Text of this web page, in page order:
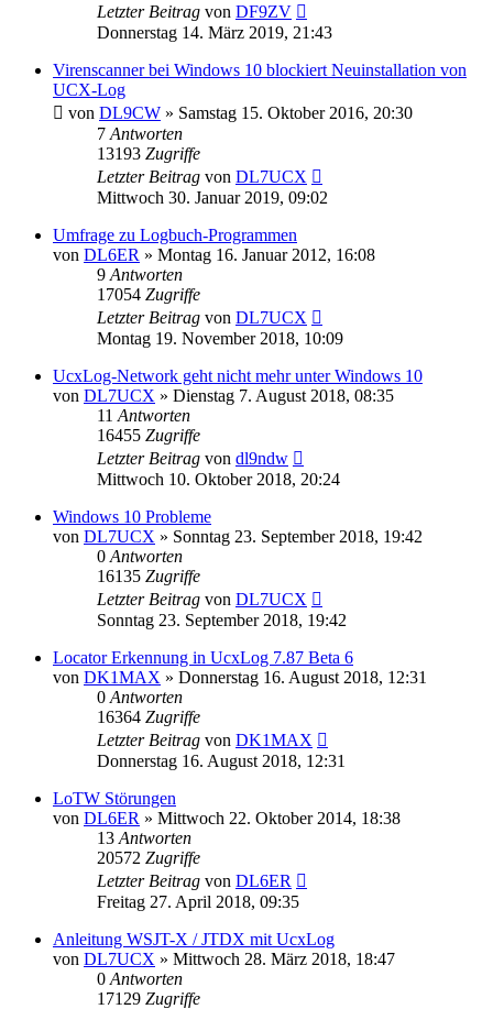
Letzter Beitrag von DF9ZV
Donnerstag 14. März 2019, 21:43
Virenscanner bei Windows 10 blockiert Neuinstallation von
UCX-Log
von DL9CW » Samstag 15. Oktober 2016, 20:30
7 Antworten
13193 Zugriffe
Letzter Beitrag von DL7UCX
Mittwoch 30. Januar 2019, 09:02
Umfrage zu Logbuch-Programmen
von DL6ER » Montag 16. Januar 2012, 16:08
9 Antworten
17054 Zugriffe
Letzter Beitrag von DL7UCX
Montag 19. November 2018, 10:09
UcxLog-Network geht nicht mehr unter Windows 10
von DL7UCX » Dienstag 7. August 2018, 08:35
11 Antworten
16455 Zugriffe
Letzter Beitrag von dl9ndw
Mittwoch 10. Oktober 2018, 20:24
Windows 10 Probleme
von DL7UCX » Sonntag 23. September 2018, 19:42
0 Antworten
16135 Zugriffe
Letzter Beitrag von DL7UCX
Sonntag 23. September 2018, 19:42
Locator Erkennung in UcxLog 7.87 Beta 6
von DK1MAX » Donnerstag 16. August 2018, 12:31
0 Antworten
16364 Zugriffe
Letzter Beitrag von DK1MAX
Donnerstag 16. August 2018, 12:31
LoTW Störungen
von DL6ER » Mittwoch 22. Oktober 2014, 18:38
13 Antworten
20572 Zugriffe
Letzter Beitrag von DL6ER
Freitag 27. April 2018, 09:35
Anleitung WSJT-X / JTDX mit UcxLog
von DL7UCX » Mittwoch 28. März 2018, 18:47
0 Antworten
17129 Zugriffe